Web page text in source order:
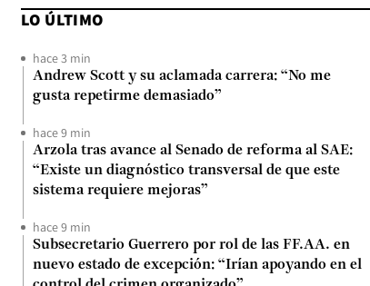
LO ÚLTIMO
hace 3 min
Andrew Scott y su aclamada carrera: “No me
gusta repetirme demasiado”
hace 9 min
Arzola tras avance al Senado de reforma al SAE:
“Existe un diagnóstico transversal de que este
sistema requiere mejoras”
hace 9 min
Subsecretario Guerrero por rol de las FF.AA. en
nuevo estado de excepción: “Irían apoyando en el